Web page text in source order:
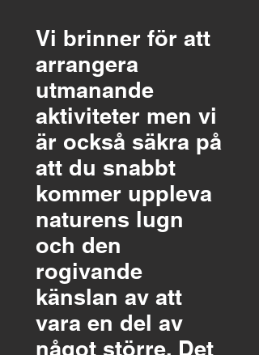
Vi brinner för att
arrangera
utmanande
aktiviteter men vi
är också säkra på
att du snabbt
kommer uppleva
naturens lugn
och den
rogivande
känslan av att
vara en del av
något större. Det